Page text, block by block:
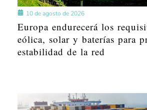
10 de agosto de 2026
Europa endurecerá los
eólica, solar y baterías para
estabilidad de la red